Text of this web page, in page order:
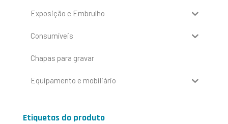
Exposição e Embrulho
Consumíveis
Chapas para gravar
Equipamento e mobiliário
Etiquetas do produto